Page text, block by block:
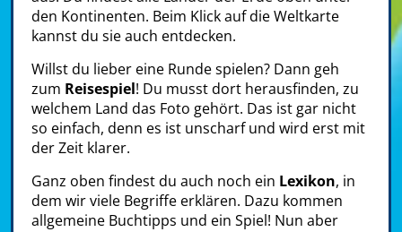
den Kontinenten. Beim Klick auf die Weltkarte
kannst du sie auch entdecken.
Willst du lieber eine Runde spielen? Dann geh
zum Reisespiel! Du musst dort herausfinden, zu
welchem Land das Foto gehört. Das ist gar nicht
so einfach, denn es ist unscharf und wird erst mit
der Zeit klarer.
Ganz oben findest du auch noch ein Lexikon, in
dem wir viele Begriffe erklären. Dazu kommen
allgemeine Buchtipps und ein Spiel! Nun aber